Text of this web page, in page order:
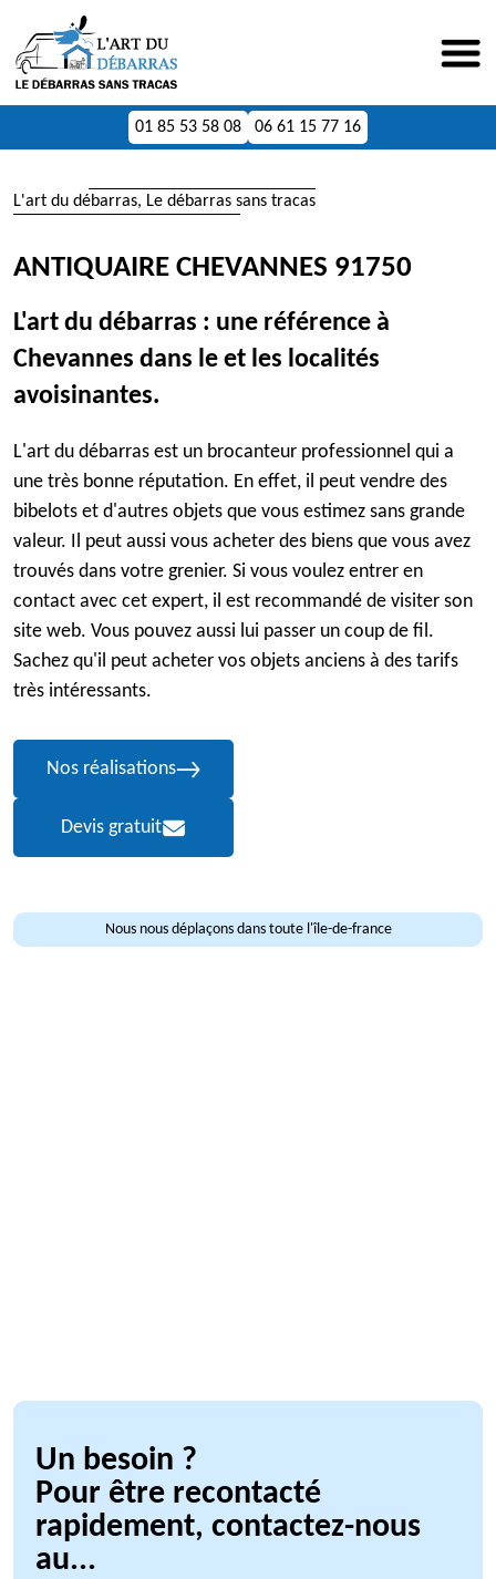
01 85 53 58 08 06 61 15 77 16
L'art du débarras, Le débarras sans tracas
ANTIQUAIRE CHEVANNES 91750
L'art du débarras : une référence à
Chevannes dans le et les localités
avoisinantes.
L'art du débarras est un brocanteur professionnel qui a
une très bonne réputation. En effet, il peut vendre des
bibelots et d'autres objets que vous estimez sans grande
valeur. Il peut aussi vous acheter des biens que vous avez
trouvés dans votre grenier. Si vous voulez entrer en
contact avec cet expert, il est recommandé de visiter son
site web. Vous pouvez aussi lui passer un coup de fil.
Sachez qu'il peut acheter vos objets anciens à des tarifs
très intéressants.
Nos réalisations
Devis gratuit
Nous nous déplaçons dans toute l'île-de-france
Un besoin ?
Pour être recontacté
rapidement, contactez-nous
au...